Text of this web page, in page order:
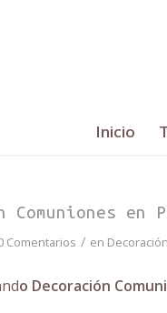
Inicio
Comuniones en
Comentarios / en
o Decoración